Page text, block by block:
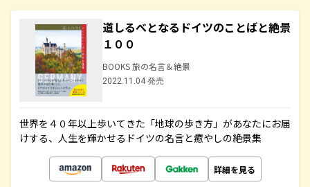
道しるべとなるドイツのことばと絶景
１００
BOOKS 旅の名言＆絶景
2022.11.04 発売
世界を４０年以上歩いてきた「地球の歩き方」があなたにお届
けする、人生を輝かせるドイツの名言と癒やしの絶景集
詳細を見る